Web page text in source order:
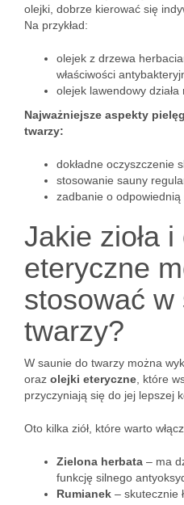
olejki, dobrze kierować się
Na przykład:
olejek z drzewa
właściwości
olejek lawendowy działa
Najważniejsze aspekty
twarzy:
dokładne oczyszczenie
stosowanie sauny
zadbanie o odpowiednią
Jakie zioła i
eteryczne
stosować w
twarzy?
W saunie do twarzy można
oraz olejki eteryczne , które
przyczyniają się do jej lepszej
Oto kilka ziół, które warto
Zielona herbata – ma
funkcję silnego
Rumianek – skutecznie